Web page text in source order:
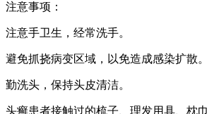
注意事项：
注意手卫生，经常洗手。
避免抓挠病变区域，以免造成感染扩散。
勤洗头，保持头皮清洁。
头癣患者接触过的梳子、理发用具、枕